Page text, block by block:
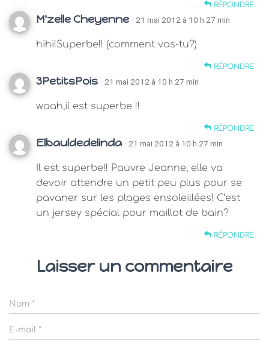
RÉPONDRE
M'zelle Cheyenne · 21 mai 2012 à 10 h 27 min
hihi!Superbe!! (comment vas-tu?)
RÉPONDRE
3PetitsPois · 21 mai 2012 à 10 h 27 min
waah,il est superbe !!
RÉPONDRE
Elbauldedelinda · 21 mai 2012 à 10 h 27 min
Il est superbe!! Pauvre Jeanne, elle va
devoir attendre un petit peu plus pour se
pavaner sur les plages ensoleillées! C’est
un jersey spécial pour maillot de bain?
RÉPONDRE
Laisser un commentaire
Nom *
E-mail *